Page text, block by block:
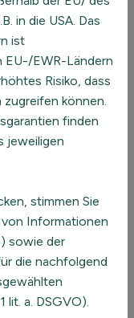
von Thun)
Entwicklung
Bildung und
Lehraufträge an der
Marburg,
Thema
in die USA. Das
ist
EU-/EWR-Ländern
Risiko, dass
können.
finden
jeweiligen
stimmen Sie
Informationen
sowie der
die nachfolgend
a. DSGVO).